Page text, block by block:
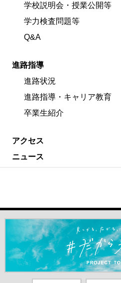
学校説明会・授業公開等
学力検査問題等
Q&A
進路指導
進路状況
進路指導・キャリア教育
卒業生紹介
アクセス
ニュース
＃だから都立高（別ウインドウ